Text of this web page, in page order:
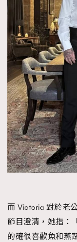
而 Victoria 對於老
節目澄清，她指：
的確很喜歡魚和蒸